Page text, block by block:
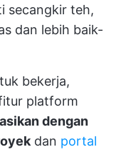
secangkir teh,
dan lebih baik-
bekerja,
platform
dengan
dan portal